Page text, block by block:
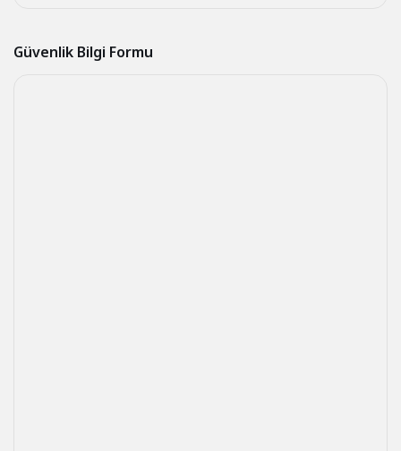
Güvenlik Bilgi Formu